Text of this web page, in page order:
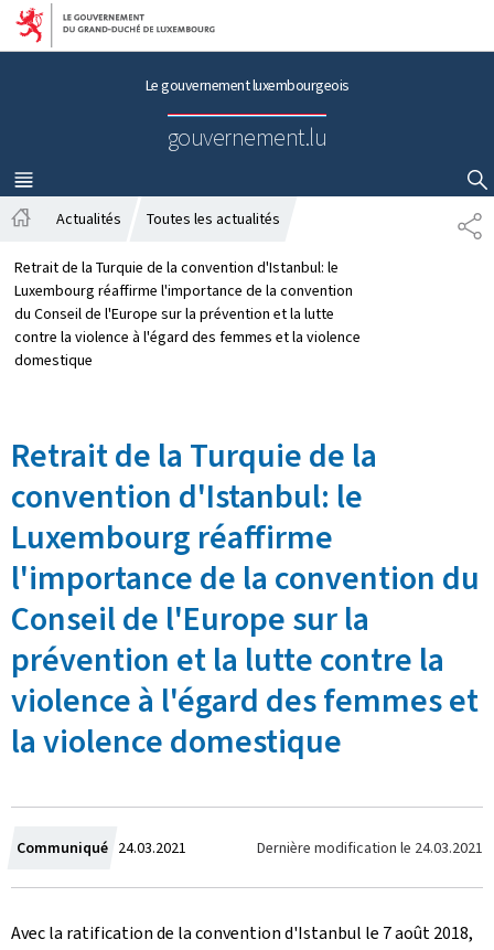
Aller au menu principal
Aller au contenu
Le gouvernement luxembourgeois
gouvernement.lu
MENU
PRINCIPAL
AFFICHER / MASQUER LA RECHERCHE
P
A
c
c
u
e
Actualités Toutes les actualités
Retrait de la Turquie de la convention d'Istanbul: le
Luxembourg réaffirme l'importance de la convention
du Conseil de l'Europe sur la prévention et la lutte
contre la violence à l'égard des femmes et la violence
domestique
Retrait de la Turquie de la
convention d'Istanbul: le
Luxembourg réaffirme
l'importance de la convention du
Conseil de l'Europe sur la
prévention et la lutte contre la
violence à l'égard des femmes et
la violence domestique
Communiqué C
r
é
24.03.2021 Dernière modification le 24.03.2021
Avec la ratification de la convention d'Istanbul le 7 août 2018,